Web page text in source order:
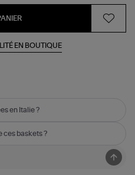
EN BOUTIQUE
en Italie ?
ces baskets ?